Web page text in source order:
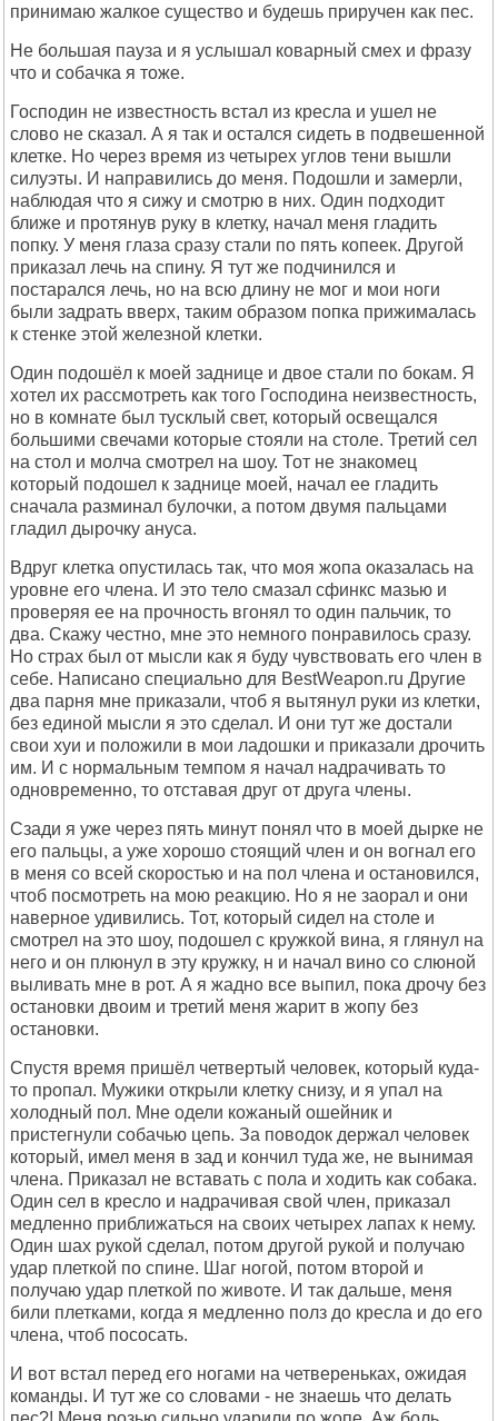
принимаю жалкое существо и будешь приручен как пес.
Не большая пауза и я услышал коварный смех и фразу
что и собачка я тоже.
Господин не известность встал из кресла и ушел не
слово не сказал. А я так и остался сидеть в подвешенной
клетке. Но через время из четырех углов тени вышли
силуэты. И направились до меня. Подошли и замерли,
наблюдая что я сижу и смотрю в них. Один подходит
ближе и протянув руку в клетку, начал меня гладить
попку. У меня глаза сразу стали по пять копеек. Другой
приказал лечь на спину. Я тут же подчинился и
постарался лечь, но на всю длину не мог и мои ноги
были задрать вверх, таким образом попка прижималась
к стенке этой железной клетки.
Один подошёл к моей заднице и двое стали по бокам. Я
хотел их рассмотреть как того Господина неизвестность,
но в комнате был тусклый свет, который освещался
большими свечами которые стояли на столе. Третий сел
на стол и молча смотрел на шоу. Тот не знакомец
который подошел к заднице моей, начал ее гладить
сначала разминал булочки, а потом двумя пальцами
гладил дырочку ануса.
Вдруг клетка опустилась так, что моя жопа оказалась на
уровне его члена. И это тело смазал сфинкс мазью и
проверяя ее на прочность вгонял то один пальчик, то
два. Скажу честно, мне это немного понравилось сразу.
Но страх был от мысли как я буду чувствовать его член в
себе. Написано специально для BestWeapon.ru Другие
два парня мне приказали, чтоб я вытянул руки из клетки,
без единой мысли я это сделал. И они тут же достали
свои хуи и положили в мои ладошки и приказали дрочить
им. И с нормальным темпом я начал надрачивать то
одновременно, то отставая друг от друга члены.
Сзади я уже через пять минут понял что в моей дырке не
его пальцы, а уже хорошо стоящий член и он вогнал его
в меня со всей скоростью и на пол члена и остановился,
чтоб посмотреть на мою реакцию. Но я не заорал и они
наверное удивились. Тот, который сидел на столе и
смотрел на это шоу, подошел с кружкой вина, я глянул на
него и он плюнул в эту кружку, н и начал вино со слюной
выливать мне в рот. А я жадно все выпил, пока дрочу без
остановки двоим и третий меня жарит в жопу без
остановки.
Спустя время пришёл четвертый человек, который куда-
то пропал. Мужики открыли клетку снизу, и я упал на
холодный пол. Мне одели кожаный ошейник и
пристегнули собачью цепь. За поводок держал человек
который, имел меня в зад и кончил туда же, не вынимая
члена. Приказал не вставать с пола и ходить как собака.
Один сел в кресло и надрачивая свой член, приказал
медленно приближаться на своих четырех лапах к нему.
Один шах рукой сделал, потом другой рукой и получаю
удар плеткой по спине. Шаг ногой, потом второй и
получаю удар плеткой по животе. И так дальше, меня
били плетками, когда я медленно полз до кресла и до его
члена, чтоб пососать.
И вот встал перед его ногами на четвереньках, ожидая
команды. И тут же со словами - не знаешь что делать